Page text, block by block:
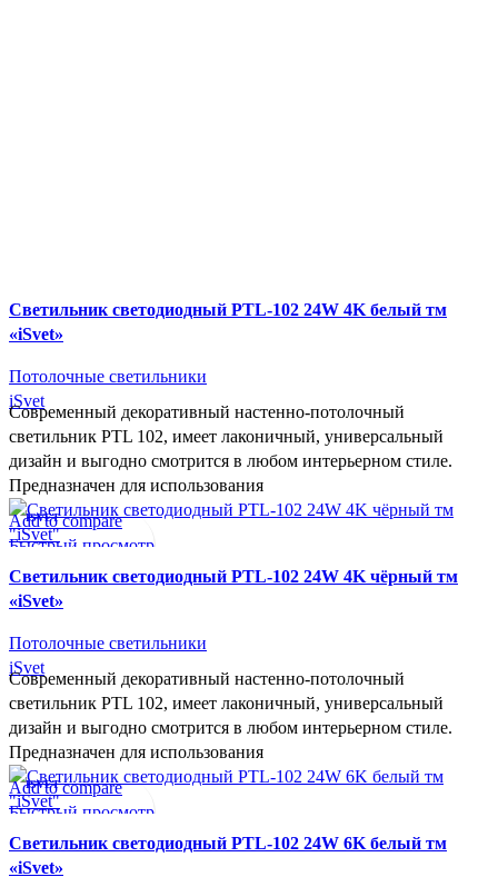
Cветильник светодиодный PTL-102 24W 4K белый тм
«iSvet»
Потолочные светильники
iSvet
Современный декоративный настенно-потолочный
светильник PTL 102, имеет лаконичный, универсальный
дизайн и выгодно смотрится в любом интерьерном стиле.
Предназначен для использования
ISVET
Add to compare
Быстрый просмотр
В желаемое
Cветильник светодиодный PTL-102 24W 4K чёрный тм
«iSvet»
Потолочные светильники
iSvet
Современный декоративный настенно-потолочный
светильник PTL 102, имеет лаконичный, универсальный
дизайн и выгодно смотрится в любом интерьерном стиле.
Предназначен для использования
ISVET
Add to compare
Быстрый просмотр
В желаемое
Cветильник светодиодный PTL-102 24W 6K белый тм
«iSvet»